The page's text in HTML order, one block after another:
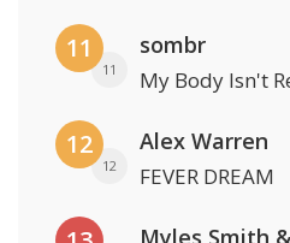
11
11
sombr
My Body Isn't
12
12
Alex Warren
FEVER DREAM